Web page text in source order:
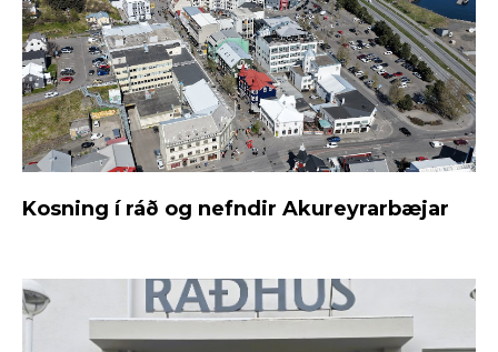
Kosning í ráð og nefndir Akureyrarbæjar